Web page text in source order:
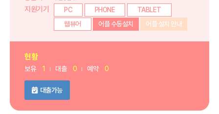
지원기기
PC PHONE
TABLET
웹뷰어
어플 수동설치 어플 설치 안내
현황
보유 1 대출 0 예약 0
대출가능